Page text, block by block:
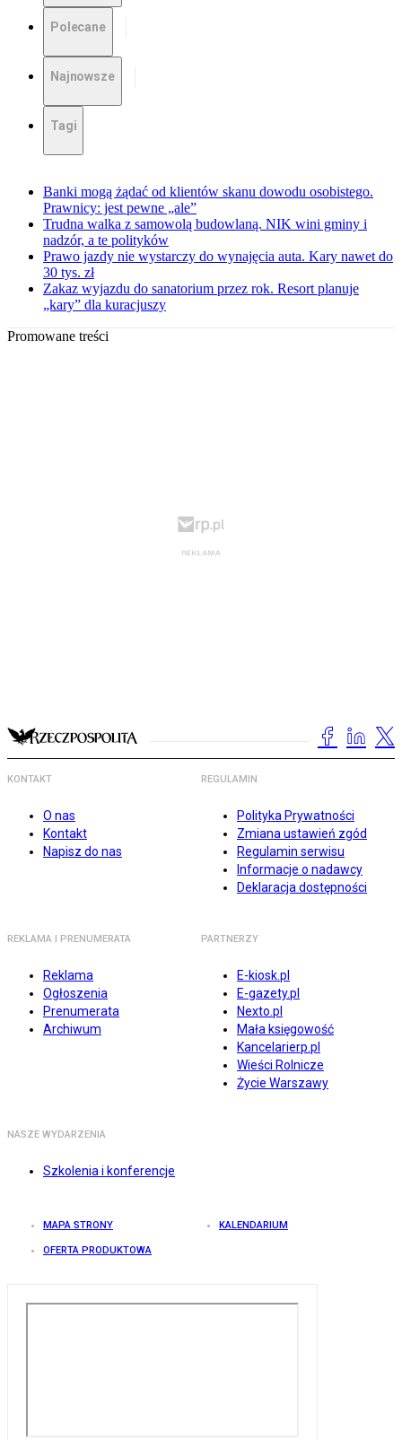
Polecane
Najnowsze
Tagi
Banki mogą żądać od klientów skanu dowodu osobistego.
Prawnicy: jest pewne „ale”
Trudna walka z samowolą budowlaną. NIK wini gminy i
nadzór, a te polityków
Prawo jazdy nie wystarczy do wynajęcia auta. Kary nawet do
30 tys. zł
Zakaz wyjazdu do sanatorium przez rok. Resort planuje
„kary” dla kuracjuszy
Promowane treści
KONTAKT
O nas
Kontakt
Napisz do nas
REGULAMIN
Polityka Prywatności
Zmiana ustawień zgód
Regulamin serwisu
Informacje o nadawcy
Deklaracja dostępności
REKLAMA I PRENUMERATA
Reklama
Ogłoszenia
Prenumerata
Archiwum
PARTNERZY
E-kiosk.pl
E-gazety.pl
Nexto.pl
Mała księgowość
Kancelarierp.pl
Wieści Rolnicze
Życie Warszawy
NASZE WYDARZENIA
Szkolenia i konferencje
MAPA STRONY KALENDARIUM
OFERTA PRODUKTOWA